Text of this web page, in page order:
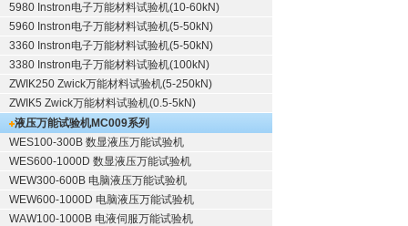
5980 Instron电子万能材料试验机(10-60kN)
5960 Instron电子万能材料试验机(5-50kN)
3360 Instron电子万能材料试验机(5-50kN)
3380 Instron电子万能材料试验机(100kN)
ZWIK250 Zwick万能材料试验机(5-250kN)
ZWIK5 Zwick万能材料试验机(0.5-5kN)
液压万能试验机MC009系列
WES100-300B 数显液压万能试验机
WES600-1000D 数显液压万能试验机
WEW300-600B 电脑液压万能试验机
WEW600-1000D 电脑液压万能试验机
WAW100-1000B 电液伺服万能试验机